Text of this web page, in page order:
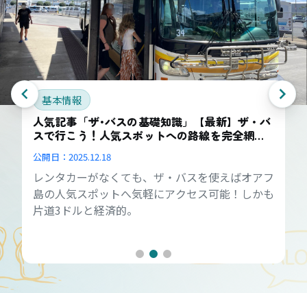
基本情報
人気記事「ザ･バスの基礎知識」【最新】ザ・バ
スで行こう！人気スポットへの路線を完全網
羅！
公開日： 2025.12.18
レンタカーがなくても、ザ・バスを使えばオアフ
島の人気スポットへ気軽にアクセス可能！しかも
片道3ドルと経済的。